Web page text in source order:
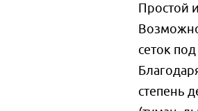
Простой
сеток
степень